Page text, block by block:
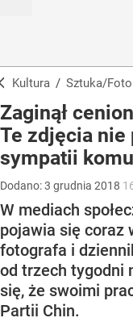
Kultura / Sztuka/Foto
Zaginął
Te zdjęcia nie
sympatii
Dodano:3 grudnia 2018
W mediach
pojawia się coraz
fotografa i
od trzech tygodni
się, że swoimi
Partii Chin.